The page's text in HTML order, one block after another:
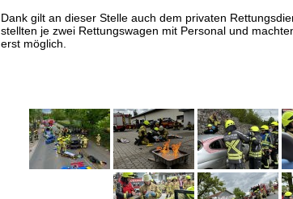
Dank gilt an dieser Stelle auch dem privaten
stellten je zwei Rettungswagen mit Personal und
erst möglich.